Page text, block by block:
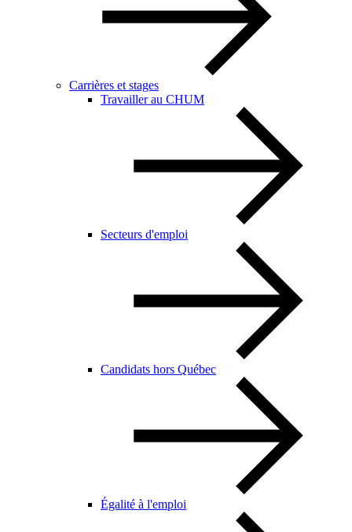
Carrières et stages
Travailler au CHUM
Secteurs d'emploi
Candidats hors Québec
Égalité à l'emploi